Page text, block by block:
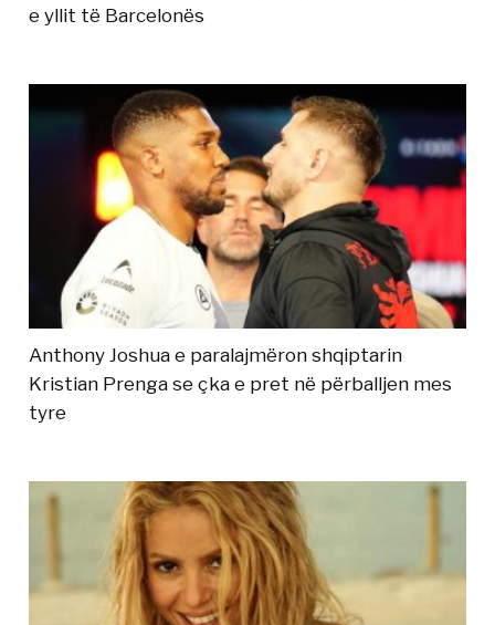
e yllit të Barcelonës
Anthony Joshua e paralajmëron shqiptarin
Kristian Prenga se çka e pret në përballjen mes
tyre